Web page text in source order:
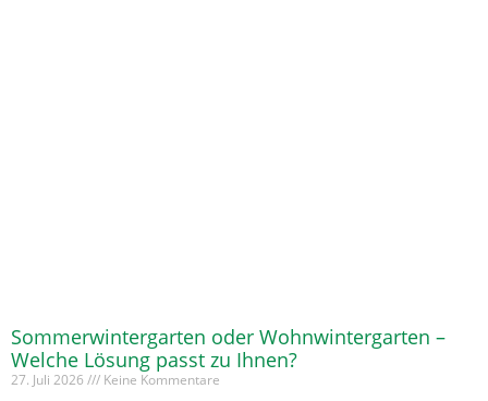
Sommerwintergarten oder Wohnwintergarten –
Welche Lösung passt zu Ihnen?
27. Juli 2026 Keine Kommentare